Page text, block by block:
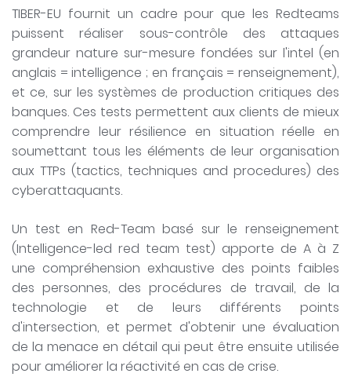
TIBER-EU fournit un cadre pour que les Redteams
puissent réaliser sous-contrôle des attaques
grandeur nature sur-mesure fondées sur l'intel (en
anglais = intelligence ; en français = renseignement),
et ce, sur les systèmes de production critiques des
banques. Ces tests permettent aux clients de mieux
comprendre leur résilience en situation réelle en
soumettant tous les éléments de leur organisation
aux TTPs (tactics, techniques and procedures) des
cyberattaquants.
Un test en Red-Team basé sur le renseignement
(Intelligence-led red team test) apporte de A à Z
une compréhension exhaustive des points faibles
des personnes, des procédures de travail, de la
technologie et de leurs différents points
d'intersection, et permet d'obtenir une évaluation
de la menace en détail qui peut être ensuite utilisée
pour améliorer la réactivité en cas de crise.